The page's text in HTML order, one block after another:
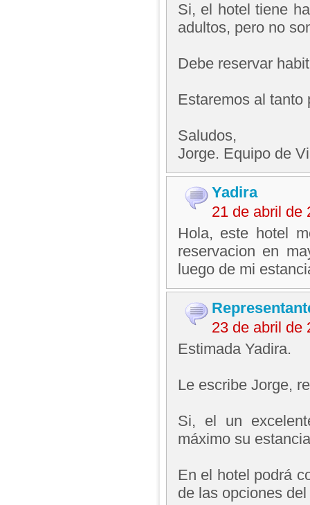
Si, el hotel tiene
adultos, pero no
Debe reservar
Estaremos al tanto
Saludos,
Jorge. Equipo de
Yadira
21 de abril de
Hola, este hotel
reservacion en
luego de mi
23 de abril de
Estimada Yadira.
Le escribe Jorge,
Si, el un
máximo su
En el hotel podrá
de las opciones